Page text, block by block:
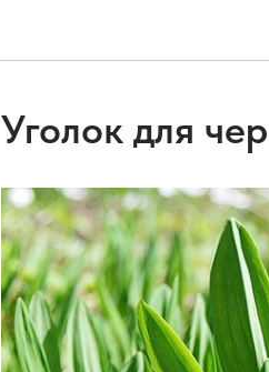
Уголок для